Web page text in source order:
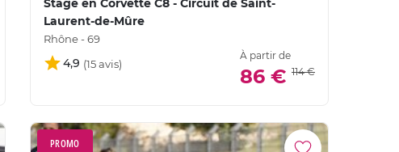
Stage en Corvette C8 - Circuit de Saint-
Laurent-de-Mûre
Rhône - 69
4,9
À partir de
86 € 114 €
PROMO